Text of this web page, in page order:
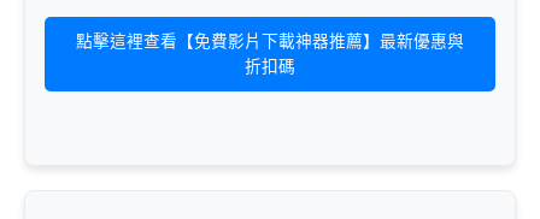
點擊這裡查看【免費影片下載神器推薦】最新優惠與
折扣碼